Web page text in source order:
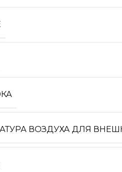
ВОЗДУХА ДЛЯ